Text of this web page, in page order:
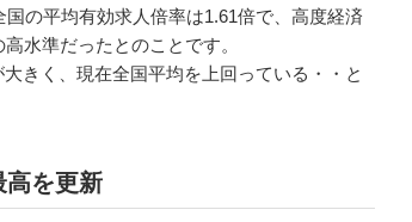
の平均有効求人倍率は1.61倍で、高度経済
水準だったとのことです。
きく、現在全国平均を上回っている・・と
高を更新